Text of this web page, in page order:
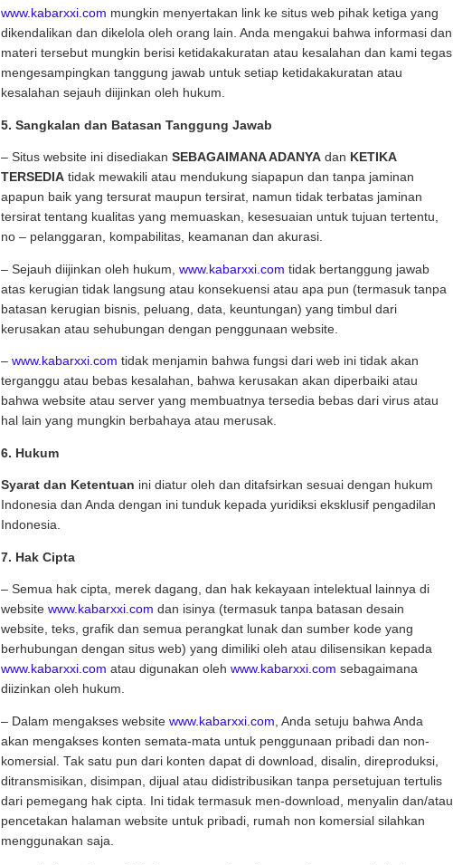
www.kabarxxi.com mungkin menyertakan link ke situs web pihak ketiga yang
dikendalikan dan dikelola oleh orang lain. Anda mengakui bahwa informasi dan
materi tersebut mungkin berisi ketidakakuratan atau kesalahan dan kami tegas
mengesampingkan tanggung jawab untuk setiap ketidakakuratan atau
kesalahan sejauh diijinkan oleh hukum.
5. Sangkalan dan Batasan Tanggung Jawab
– Situs website ini disediakan SEBAGAIMANA ADANYA dan KETIKA
TERSEDIA tidak mewakili atau mendukung siapapun dan tanpa jaminan
apapun baik yang tersurat maupun tersirat, namun tidak terbatas jaminan
tersirat tentang kualitas yang memuaskan, kesesuaian untuk tujuan tertentu,
no – pelanggaran, kompabilitas, keamanan dan akurasi.
– Sejauh diijinkan oleh hukum, www.kabarxxi.com tidak bertanggung jawab
atas kerugian tidak langsung atau konsekuensi atau apa pun (termasuk tanpa
batasan kerugian bisnis, peluang, data, keuntungan) yang timbul dari
kerusakan atau sehubungan dengan penggunaan website.
– www.kabarxxi.com tidak menjamin bahwa fungsi dari web ini tidak akan
terganggu atau bebas kesalahan, bahwa kerusakan akan diperbaiki atau
bahwa website atau server yang membuatnya tersedia bebas dari virus atau
hal lain yang mungkin berbahaya atau merusak.
6. Hukum
Syarat dan Ketentuan ini diatur oleh dan ditafsirkan sesuai dengan hukum
Indonesia dan Anda dengan ini tunduk kepada yuridiksi eksklusif pengadilan
Indonesia.
7. Hak Cipta
– Semua hak cipta, merek dagang, dan hak kekayaan intelektual lainnya di
website www.kabarxxi.com dan isinya (termasuk tanpa batasan desain
website, teks, grafik dan semua perangkat lunak dan sumber kode yang
berhubungan dengan situs web) yang dimiliki oleh atau dilisensikan kepada
www.kabarxxi.com atau digunakan oleh www.kabarxxi.com sebagaimana
diizinkan oleh hukum.
– Dalam mengakses website www.kabarxxi.com , Anda setuju bahwa Anda
akan mengakses konten semata-mata untuk penggunaan pribadi dan non-
komersial. Tak satu pun dari konten dapat di download, disalin, direproduksi,
ditransmisikan, disimpan, dijual atau didistribusikan tanpa persetujuan tertulis
dari pemegang hak cipta. Ini tidak termasuk men-download, menyalin dan/atau
pencetakan halaman website untuk pribadi, rumah non komersial silahkan
menggunakan saja.